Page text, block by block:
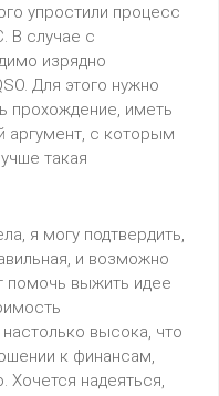
упростили процесс
В случае с
изрядно
Для этого нужно
прохождение, иметь
аргумент, с которым
такая
я могу подтвердить,
и возможно
помочь выжить идее
высока, что
к финансам,
Хочется надеяться,